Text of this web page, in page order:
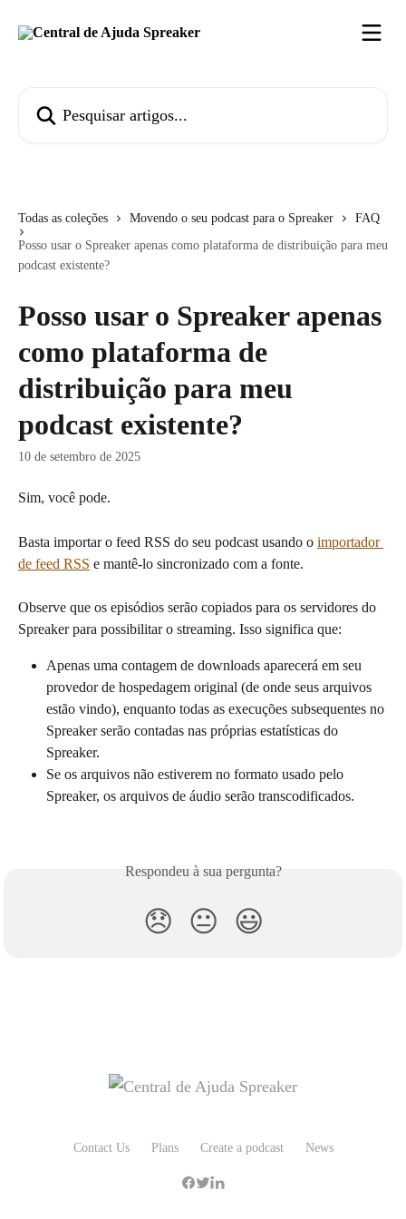
Todas as coleções Movendo o seu podcast para o Spreaker
FAQ
Posso usar o Spreaker apenas como plataforma de distribuição para meu
podcast existente?
Posso usar o Spreaker apenas
como plataforma de
distribuição para meu
podcast existente?
10 de setembro de 2025
Sim, você pode.
Basta importar o feed RSS do seu podcast usando o importador
de feed RSS e mantê-lo sincronizado com a fonte.
Observe que os episódios serão copiados para os servidores do
Spreaker para possibilitar o streaming. Isso significa que:
Apenas uma contagem de downloads aparecerá em seu
provedor de hospedagem original (de onde seus arquivos
estão vindo), enquanto todas as execuções subsequentes no
Spreaker serão contadas nas próprias estatísticas do
Spreaker.
Se os arquivos não estiverem no formato usado pelo
Spreaker, os arquivos de áudio serão transcodificados.
Respondeu à sua pergunta?
😞 😐 😃
Contact Us Plans Create a podcast News